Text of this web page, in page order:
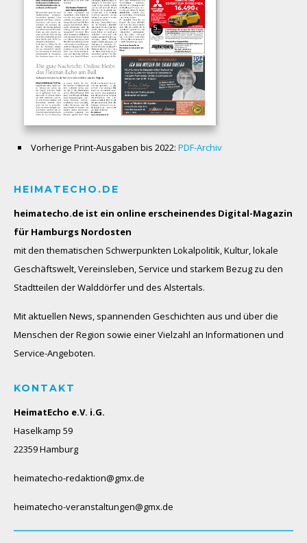
Vorherige Print-Ausgaben bis 2022: PDF-Archiv
HEIMATECHO.DE
heimatecho.de ist ein online erscheinendes Digital-Magazin
für Hamburgs Nordosten
mit den thematischen Schwerpunkten Lokalpolitik, Kultur, lokale
Geschäftswelt, Vereinsleben, Service und starkem Bezug zu den
Stadtteilen der Walddörfer und des Alstertals.
Mit aktuellen News, spannenden Geschichten aus und über die
Menschen der Region sowie einer Vielzahl an Informationen und
Service-Angeboten.
KONTAKT
HeimatEcho e.V. i.G.
Haselkamp 59
22359 Hamburg
heimatecho-redaktion@gmx.de
heimatecho-veranstaltungen@gmx.de